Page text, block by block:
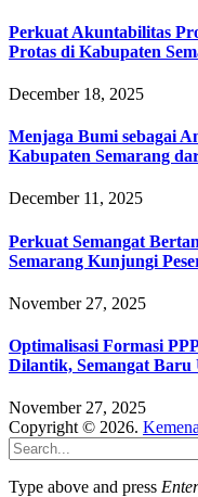
Perkuat Akuntabilitas
Protas di Kabupaten
December 18, 2025
Menjaga Bumi sebagai
Kabupaten Semarang
December 11, 2025
Perkuat Semangat
Semarang Kunjungi
November 27, 2025
Optimalisasi Formasi
Dilantik, Semangat
November 27, 2025
Copyright © 2026.
Type above and press Enter